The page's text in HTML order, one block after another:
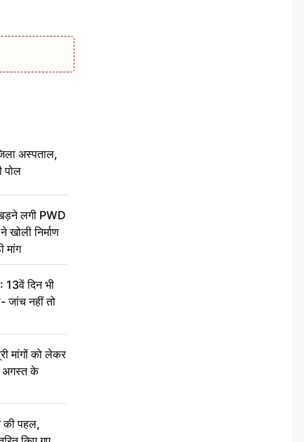
अस्पताल,
पोल
लगी PWD
निर्माण
मांग
13वें दिन भी
जांच नहीं तो
मांगों को लेकर
अगस्त के
की पहल,